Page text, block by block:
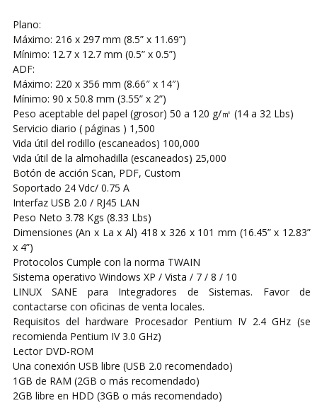
Plano:
Máximo: 216 x 297 mm (8.5” x 11.69”)
Mínimo: 12.7 x 12.7 mm (0.5” x 0.5”)
ADF:
Máximo: 220 x 356 mm (8.66″ x 14″)
Mínimo: 90 x 50.8 mm (3.55” x 2”)
Peso aceptable del papel (grosor) 50 a 120 g/㎡ (14 a 32 Lbs)
Servicio diario ( páginas ) 1,500
Vida útil del rodillo (escaneados) 100,000
Vida útil de la almohadilla (escaneados) 25,000
Botón de acción Scan, PDF, Custom
Soportado 24 Vdc/ 0.75 A
Interfaz USB 2.0 / RJ45 LAN
Peso Neto 3.78 Kgs (8.33 Lbs)
Dimensiones (An x La x Al) 418 x 326 x 101 mm (16.45” x 12.83”
x 4”)
Protocolos Cumple con la norma TWAIN
Sistema operativo Windows XP / Vista / 7 / 8 / 10
LINUX SANE para Integradores de Sistemas. Favor de
contactarse con oficinas de venta locales.
Requisitos del hardware Procesador Pentium IV 2.4 GHz (se
recomienda Pentium IV 3.0 GHz)
Lector DVD-ROM
Una conexión USB libre (USB 2.0 recomendado)
1GB de RAM (2GB o más recomendado)
2GB libre en HDD (3GB o más recomendado)